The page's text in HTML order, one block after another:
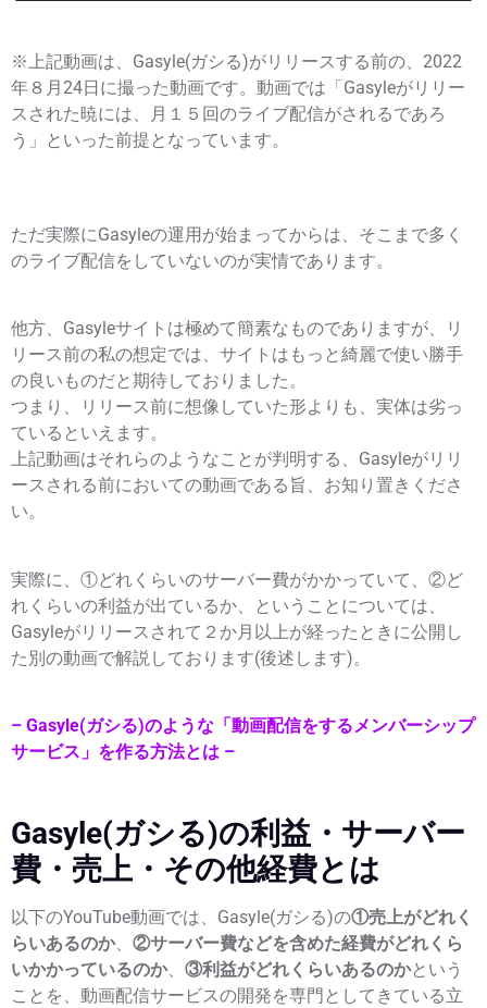
※上記動画は、Gasyle(ガシる)がリリースする前の、2022
年８月24日に撮った動画です。動画では「Gasyleがリリー
スされた暁には、月１５回のライブ配信がされるであろ
う」といった前提となっています。
ただ実際にGasyleの運用が始まってからは、そこまで多く
のライブ配信をしていないのが実情であります。
他方、Gasyleサイトは極めて簡素なものでありますが、リ
リース前の私の想定では、サイトはもっと綺麗で使い勝手
の良いものだと期待しておりました。
つまり、リリース前に想像していた形よりも、実体は劣っ
ているといえます。
上記動画はそれらのようなことが判明する、Gasyleがリリ
ースされる前においての動画である旨、お知り置きくださ
い。
実際に、①どれくらいのサーバー費がかかっていて、②ど
れくらいの利益が出ているか、ということについては、
Gasyleがリリースされて２か月以上が経ったときに公開し
た別の動画で解説しております(後述します)。
– Gasyle(ガシる)のような「動画配信をするメンバーシップ
サービス」を作る方法とは –
Gasyle(ガシる)の利益・サーバー
費・売上・その他経費とは
以下のYouTube動画では、Gasyle(ガシる)の①売上がどれく
らいあるのか、 ②サーバー費などを含めた経費がどれくら
いかかっているのか、 ③利益がどれくらいあるのかという
ことを、動画配信サービスの開発を専門としてきている立